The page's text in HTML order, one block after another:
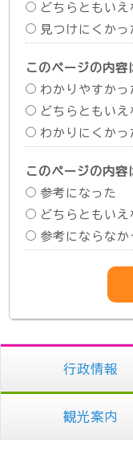
どちらともいえ
見つけにくかっ
このページの内容
わかりやすかっ
どちらともいえ
わかりにくかっ
このページの内容
参考になった
どちらともいえ
参考にならなか
行政情報
観光案内